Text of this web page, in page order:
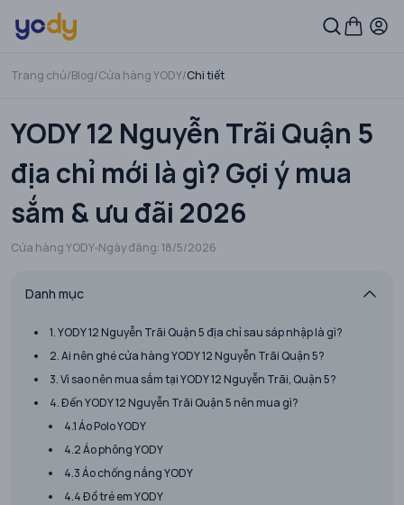
Trang chủ/Blog/Cửa hàng YODY/Chi tiết
YODY 12 Nguyễn Trãi Quận 5
địa chỉ mới là gì? Gợi ý mua
sắm & ưu đãi 2026
Cửa hàng YODY Ngày đăng:18/5/2026
Danh mục
1. YODY 12 Nguyễn Trãi Quận 5 địa chỉ sau sáp nhập là gì?
2. Ai nên ghé cửa hàng YODY 12 Nguyễn Trãi Quận 5?
3. Vì sao nên mua sắm tại YODY 12 Nguyễn Trãi, Quận 5?
4. Đến YODY 12 Nguyễn Trãi Quận 5 nên mua gì?
4.1 Áo Polo YODY
4.2 Áo phông YODY
4.3 Áo chống nắng YODY
4.4 Đồ trẻ em YODY